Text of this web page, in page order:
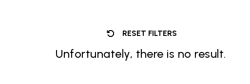
RESET FILTERS
Unfortunately, there is no result.